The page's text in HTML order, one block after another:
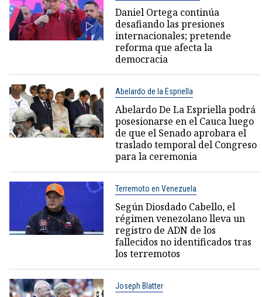
Daniel Ortega continúa
desafiando las presiones
internacionales; pretende
reforma que afecta la
democracia
Abelardo de la Espriella
Abelardo De La Espriella podrá
posesionarse en el Cauca luego
de que el Senado aprobara el
traslado temporal del Congreso
para la ceremonia
Terremoto en Venezuela
Según Diosdado Cabello, el
régimen venezolano lleva un
registro de ADN de los
fallecidos no identificados tras
los terremotos
Joseph Blatter